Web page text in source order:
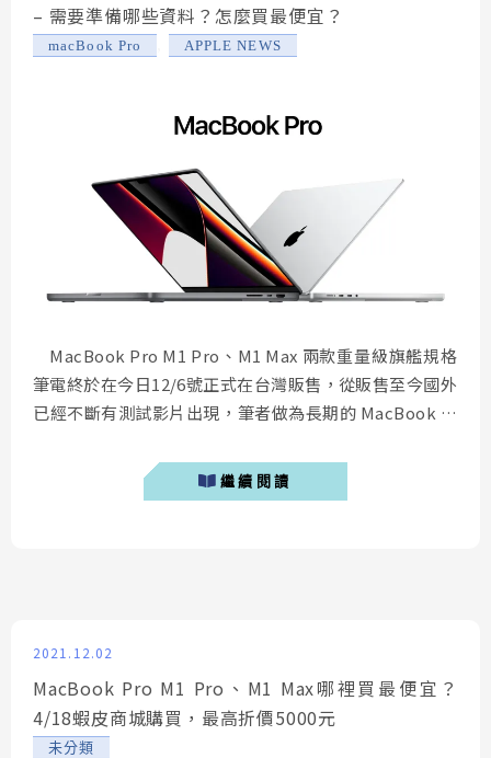
– 需要準備哪些資料？怎麼買最便宜？
macBook Pro APPLE NEWS
MacBook Pro M1 Pro、M1 Max 兩款重量級旗艦規格
筆電終於在今日12/6號正式在台灣販售，從販售至今國外
已經不斷有測試影片出現，筆者做為長期的 MacBook 使
MacBook Pro，以下是使用 Apple教育優惠購買
MacBook Pro的消費記錄，提供給有購買需求的人參
繼續閱讀
2021.12.02
MacBook Pro M1 Pro、M1 Max哪裡買最便宜？
4/18蝦皮商城購買，最高折價5000元
未分類